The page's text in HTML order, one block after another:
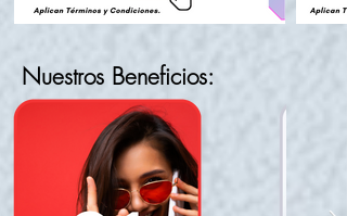
Nuestros Beneficios: